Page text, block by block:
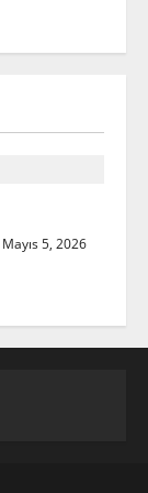
Mayıs 5, 2026